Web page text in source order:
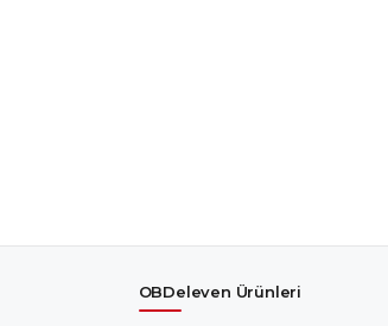
OBDeleven Ürünleri